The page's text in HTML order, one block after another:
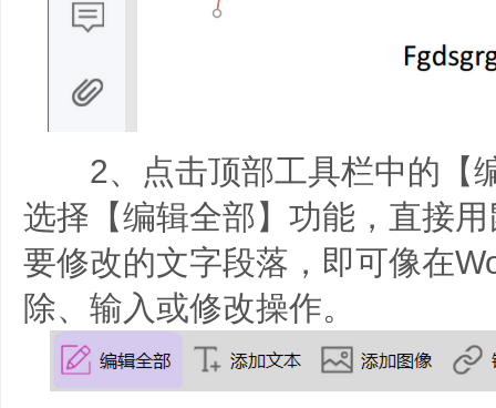
2、点击顶部工具栏中的【
选择【编辑全部】功能，直接
要修改的文字段落，即可像在
除、输入或修改操作。